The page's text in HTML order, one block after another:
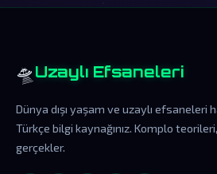
🛸 Uzaylı Efsaneleri
Dünya dışı yaşam ve uzaylı efsaneleri
Türkçe bilgi kaynağınız. Komplo
gerçekler.